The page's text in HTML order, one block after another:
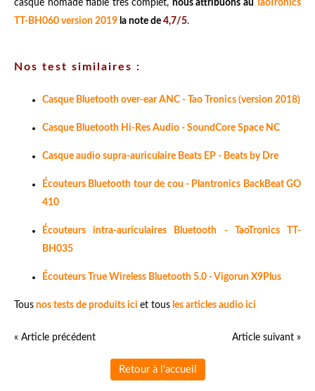
casque nomade fiable très complet, nous attribuons au
TaoTronics
TT-BH060 version 2019 la note de 4,7/5.
Nos test similaires :
Casque Bluetooth over-ear ANC - Tao Tronics (version 2018)
Casque Bluetooth Hi-Res Audio - SoundCore Space NC
Casque audio supra-auriculaire Beats EP - Beats by Dre
Écouteurs Bluetooth tour de cou - Plantronics BackBeat GO
410
Écouteurs intra-auriculaires Bluetooth - TaoTronics TT-
BH035
Écouteurs True Wireless Bluetooth 5.0 - Vigorun X9Plus
Tous nos tests de produits ici et tous les articles audio ici
« Article précédent Article suivant »
Retour à l'accueil